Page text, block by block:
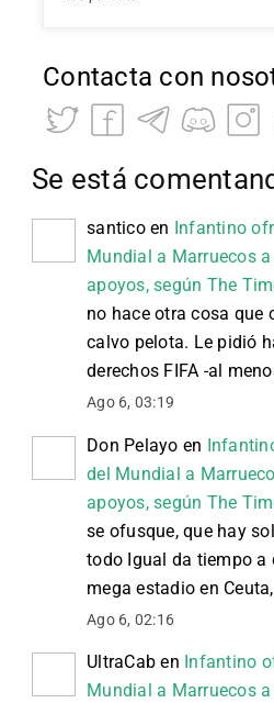
Contacta con
Se está
santicoen Infantino
Mundial a Marruecos
apoyos, según The
no hace otra cosa que
calvo pelota. Le pidió
derechos FIFA -al
Ago 6, 03:19
Don Pelayo en
del Mundial a
apoyos, según The
se ofusque, que hay
todo Igual da tiempo a
mega estadio en
Ago 6, 02:16
UltraCab en Infantino
Mundial a Marruecos